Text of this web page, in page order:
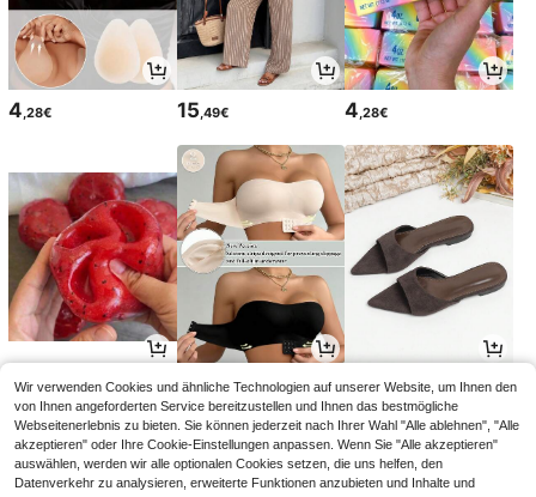
4 ,28€ 15 ,49€ 4 ,28€
6,81€ 11,49€ 21,08€
Wir verwenden Cookies und ähnliche Technologien auf unserer Website, um Ihnen den
von Ihnen angeforderten Service bereitzustellen und Ihnen das bestmögliche
Webseitenerlebnis zu bieten. Sie können jederzeit nach Ihrer Wahl "Alle ablehnen", "Alle
akzeptieren" oder Ihre Cookie-Einstellungen anpassen. Wenn Sie "Alle akzeptieren"
auswählen, werden wir alle optionalen Cookies setzen, die uns helfen, den
Datenverkehr zu analysieren, erweiterte Funktionen anzubieten und Inhalte und